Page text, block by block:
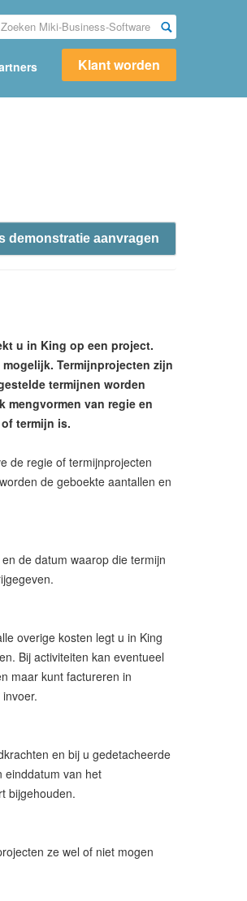
Klant worden
demonstratie aanvragen
u in King op een project.
Termijnprojecten zijn
termijnen worden
mengvormen van regie en
termijn is.
de regie of termijnprojecten
de geboekte aantallen en
de datum waarop die termijn
overige kosten legt u in King
Bij activiteiten kan eventueel
maar kunt factureren in
en bij u gedetacheerde
einddatum van het
bijgehouden.
ze wel of niet mogen